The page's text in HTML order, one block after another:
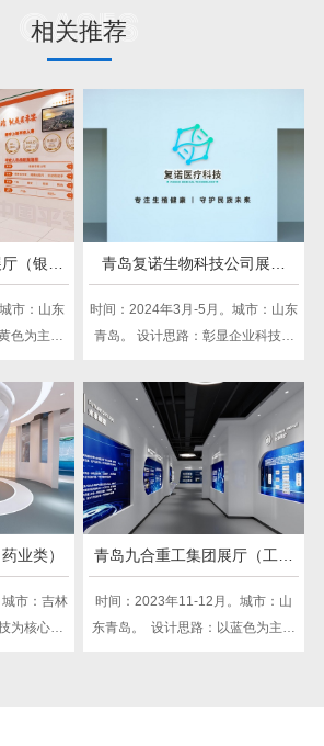
Cases
相关推荐
（银行
市：山东
、实物、
的发展历
观。空间
而富有活
感受平安
青岛复诺生物科技公司展厅
（生殖类）
时间：2024年3月-5月。城市：山东
青岛。 设计思路：彰显企业科技创
突出贡献。通过现代化展示手法，
融合生命元素，打造富有科技感和
生命力的展示空间。注重互动体
验，深化员工与访客对企业文化的
认同感，共筑健康未来，传递企业
使命与愿景。
业类）
市：吉林
青岛九合重工集团展厅（工程
车类）
时间：2023年11-12月。城市：山
东青岛。 ​ 设计思路：以蓝色为主色